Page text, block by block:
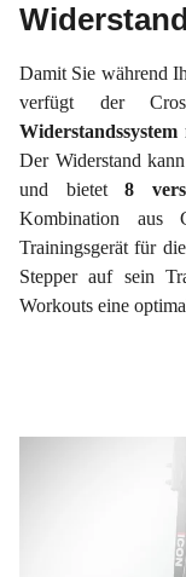
Damit Sie während
verfügt der
Der Widerstand
und bietet8
Kombination aus
Trainingsgerät für
Stepper auf sein
Workouts eine